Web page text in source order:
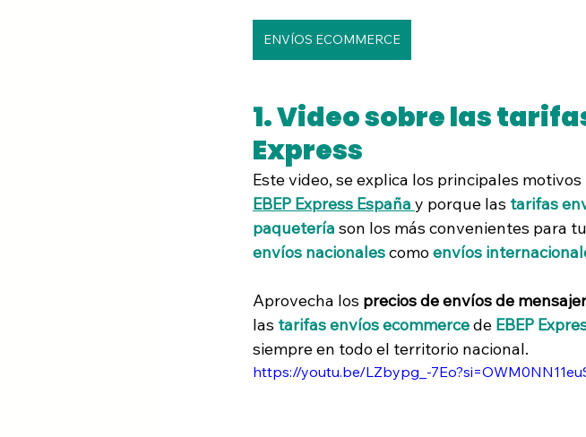
ENVÍOS ECOMMERCE
1. Video sobre las
Express
Este video, se explica los principales
EBEP Express España y porque las tarifas
paquetería son los más convenientes para
envíos nacionales como envíos
Aprovecha los precios de envíos de
las tarifas envíos ecommerce de EBEP
siempre en todo el territorio nacional.
https://youtu.be/LZbypg_-